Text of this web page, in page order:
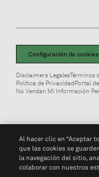
Configuración de cookies
Disclaimers LegalesTérminos
Política de PrivacidadPortal
No Vendan Mi Información
Al hacer clic en “Aceptar
que las cookies se
la navegación del sitio,
colaborar con nuestros